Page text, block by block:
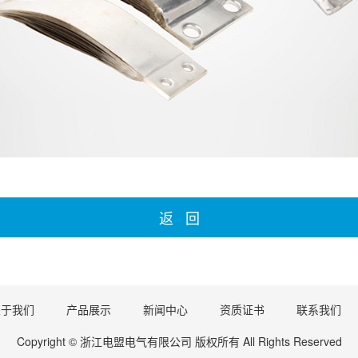
返 回
我们 产品展示 新闻中心 资质证书
联系我们
Copyright © 浙江电盟电气有限公司 版权所有 All Rights Reserved